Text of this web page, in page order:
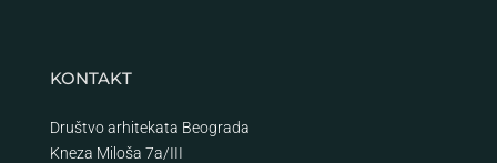
KONTAKT
Društvo arhitekata Beograda
Kneza Miloša 7a/III